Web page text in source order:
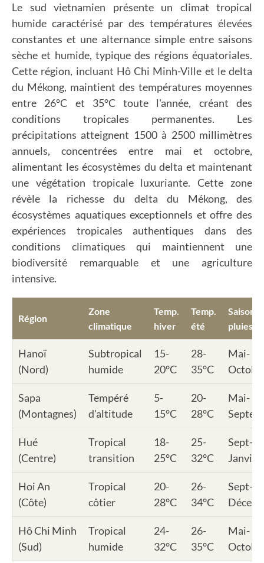
Le sud vietnamien présente un climat tropical
humide caractérisé par des températures élevées
constantes et une alternance simple entre saisons
sèche et humide, typique des régions équatoriales.
Cette région, incluant Hô Chi Minh-Ville et le delta
du Mékong, maintient des températures moyennes
entre 26°C et 35°C toute l'année, créant des
conditions tropicales permanentes. Les
précipitations atteignent 1500 à 2500 millimètres
annuels, concentrées entre mai et octobre,
alimentant les écosystèmes du delta et maintenant
une végétation tropicale luxuriante. Cette zone
révèle la richesse du delta du Mékong, des
écosystèmes aquatiques exceptionnels et offre des
expériences tropicales authentiques dans des
conditions climatiques qui maintiennent une
biodiversité remarquable et une agriculture
intensive.
Région
Zone
climatique
Temp.
hiver
Temp.
été
Saison
pluies
Hanoï
(Nord)
Subtropical
humide
15-
20°C
28-
35°C
Mai-
Sapa
(Montagnes)
Tempéré
d'altitude
5-
15°C
20-
28°C
Mai-
Hué
(Centre)
Tropical
transition
18-
25°C
25-
32°C
Sept-
Janvier
Hoi An
(Côte)
Tropical
côtier
20-
28°C
26-
34°C
Sept-
Hô Chi Minh
(Sud)
Tropical
humide
24-
32°C
26-
35°C
Mai-